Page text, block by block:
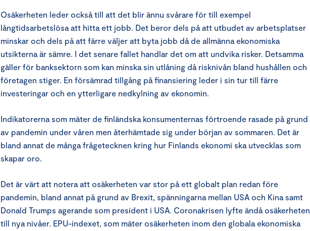
Osäkerheten leder också till att det blir ännu svårare för till exempel
långtidsarbetslösa att hitta ett jobb. Det beror dels på att utbudet av arbetsplatser
minskar och dels på att färre väljer att byta jobb då de allmänna ekonomiska
utsikterna är sämre. I det senare fallet handlar det om att undvika risker. Detsamma
gäller för banksektorn som kan minska sin utlåning då risknivån bland hushållen och
företagen stiger. En försämrad tillgång på finansiering leder i sin tur till färre
investeringar och en ytterligare nedkylning av ekonomin.
Indikatorerna som mäter de finländska konsumenternas förtroende rasade på grund
av pandemin under våren men återhämtade sig under början av sommaren. Det är
bland annat de många frågetecknen kring hur Finlands ekonomi ska utvecklas som
skapar oro.
Det är värt att notera att osäkerheten var stor på ett globalt plan redan före
pandemin, bland annat på grund av Brexit, spänningarna mellan USA och Kina samt
Donald Trumps agerande som president i USA. Coronakrisen lyfte ändå osäkerheten
till nya nivåer. EPU-indexet, som mäter osäkerheten inom den globala ekonomiska